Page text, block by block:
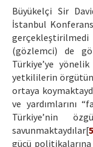
Büyükelçi Sir
İstanbul
(gözlemci) de
Türkiye’ye
yetkililerin örgütün
ortaya
ve yardımlarını
Türkiye’nin
savunmaktaydılar[
gücü politikalarına